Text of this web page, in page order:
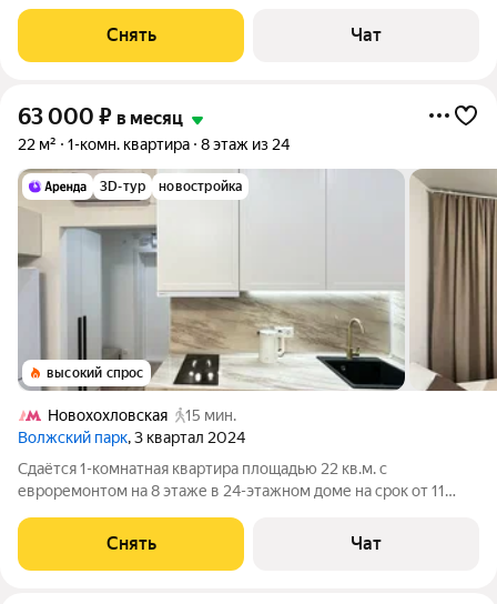
Стиральная машина Сушильная машина Холодильник
Посудомоечная машина Кондиционер
Снять Чат
63 000 ₽ в месяц
22 м² 1-комн. квартира 8 этаж из 24
3D-тур новостройка
высокий спрос
Новохохловская
15 мин.
Волжский парк, 3 квартал 2024
Сдаётся 1-комнатная квартира площадью 22 кв.м. с
евроремонтом на 8 этаже в 24-этажном доме на срок от 11
Стиральная машина Холодильник Кондиционер
Микроволновка Дом - монолитный, окна выходят во
Снять Чат